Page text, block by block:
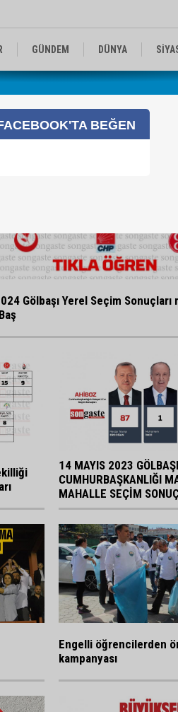
GÜNDEM DÜNYA
Gölbaşı Yerel Seçim Sonuçları
14 MAYIS 2023
CUMHURBAŞKANLIĞI
MAHALLE SEÇİM
Engelli öğrencilerden
kampanyası
BEĞEN